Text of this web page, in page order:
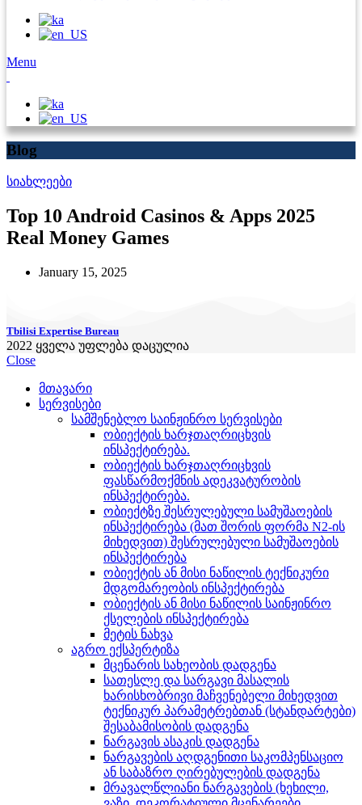
Menu
Blog
სიახლეები
Top 10 Android Casinos & Apps 2025
Real Money Games
January 15, 2025
Tbilisi Expertise Bureau
2022 ყველა უფლება დაცულია
Close
მთავარი
სერვისები
სამშენებლო საინჟინრო სერვისები
ობიექტის ხარჯთაღრიცხვის
ინსპექტირება.
ობიექტის ხარჯთაღრიცხვის
ფასწარმოქმნის ადეკვატურობის
ინსპექტირება.
ობიექტზე შესრულებული სამუშაოების
ინსპექტირება (მათ შორის ფორმა N2-ის
მიხედვით) შესრულებული სამუშაოების
ინსპექტირება
ობიექტის ან მისი ნაწილის ტექნიკური
მდგომარეობის ინსპექტირება
ობიექტის ან მისი ნაწილის საინჟინრო
ქსელების ინსპექტირება
მეტის ნახვა
აგრო ექსპერტიზა
მცენარის სახეობის დადგენა
სათესლე და სარგავი მასალის
ხარისხობრივი მაჩვენებელი მიხედვით
ტექნიკურ პარამეტრებთან (სტანდარტები)
შესაბამისობის დადგენა
ნარგავის ასაკის დადგენა
ნარგავების აღდგენითი საკომპენსაციო
ან საბაზრო ღირებულების დადგენა
მრავალწლიანი ნარგავების (ხეხილი,